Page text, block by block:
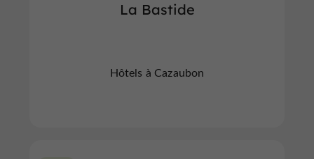
La Bastide
Hôtels à Cazaubon